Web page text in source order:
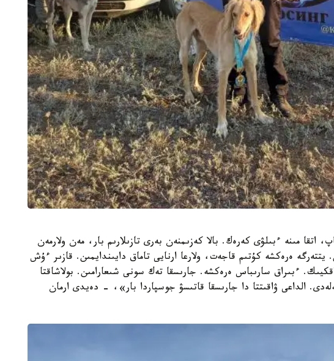
اتقا مىنە ءبىلۋى كەرەك. بالا كەزىمنەن بەرى تازىلارىم بار، مەن ولارمەن
ەرەكشە كۇتىم قاجەت، ولارعا ارنايى تاماق دايىندايمىن. قازىر ءۇش
ءبىراق سارىباس ەرەكشە. جارىسقا تەك سونى شىعارامىن. بولاشاقتا
الداعى ۋاقىتتا دا جارىسقا قاتىسۋ جوسپاردا بار»، - دەيدى ارمان